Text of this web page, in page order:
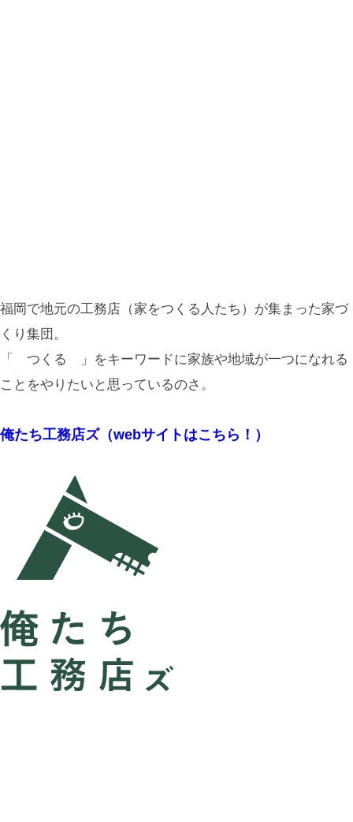
福岡で地元の工務店（家をつくる人たち）が集まった家づ
くり集団。
「 つくる 」をキーワードに家族や地域が一つになれる
ことをやりたいと思っているのさ。
俺たち工務店ズ（webサイトはこちら！）